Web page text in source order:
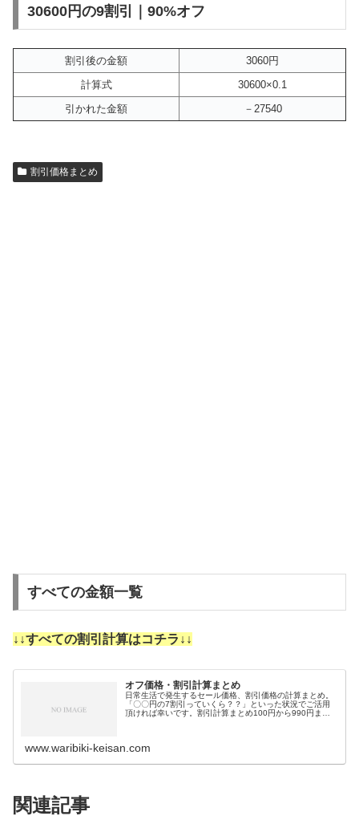
30600円の9割引｜90%オフ
割引後の金額
3060円
計算式
30600×0.1
引かれた金額
－27540
割引価格まとめ
すべての金額一覧
↓↓すべての割引計算はコチラ↓↓
オフ価格・割引計算まとめ
日常生活で発生するセール価格、割引価格の計算まとめ。
「〇〇円の7割引っていくら？？」といった状況でご活用
頂ければ幸いです。割引計算まとめ100円から990円まで
www.waribiki-keisan.com
関連記事